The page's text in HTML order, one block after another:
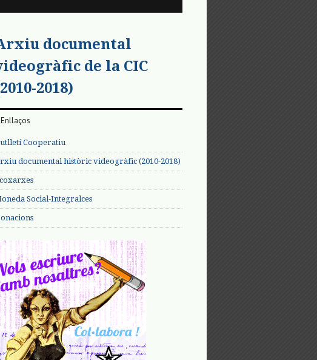
documental
de la CIC
2018)
Enllaços
Cooperatiu
documental històric videogràfic (2010-2018)
Social-Integralces